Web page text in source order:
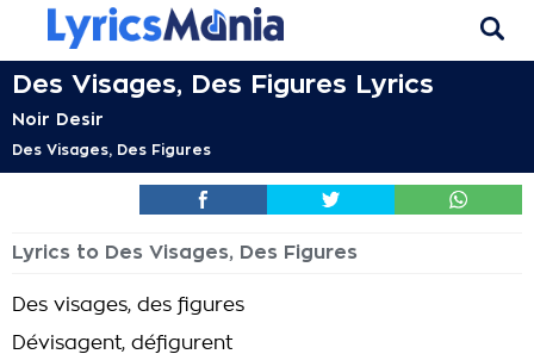
Des Visages, Des Figures Lyrics
Noir Desir
Des Visages, Des Figures
Lyrics to Des Visages, Des Figures
Des visages, des figures
Dévisagent, défigurent